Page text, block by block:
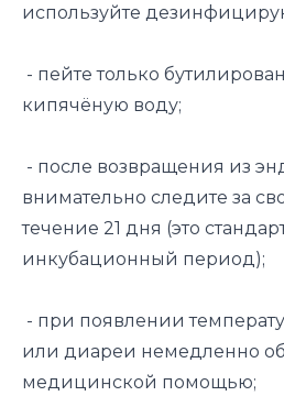
используйте
- пейте только
кипячёную воду;
- после возвращения из
внимательно следите за
течение 21 дня (это
инкубационный период);
- при появлении
или диареи немедленно
медицинской помощью;